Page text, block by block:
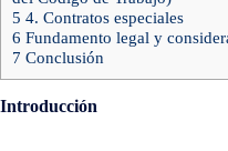
5 4. Contratos especiales
6 Fundamento legal y
7 Conclusión
Introducción